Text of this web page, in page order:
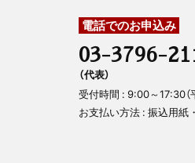
電話でのお申込み
03-3796-
（代表）
受付時間 : 9:00～17:30（
お支払い方法 : 振込用紙